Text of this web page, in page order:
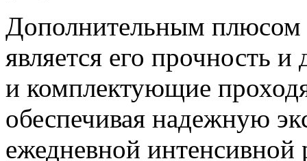
Дополнительным
является его прочность
и комплектующие
обеспечивая надежную
ежедневной интенсивной